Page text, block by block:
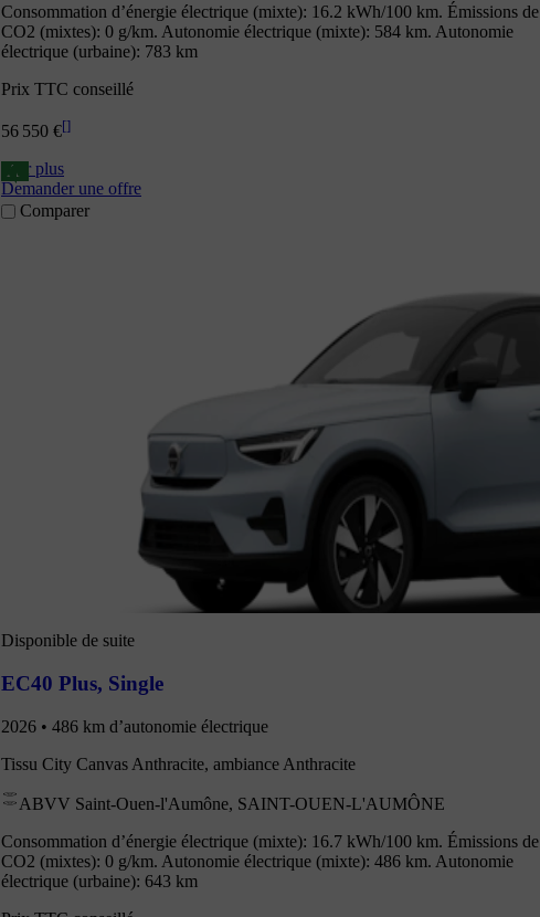
A
Consommation d’énergie électrique (mixte): 16.2 kWh/100 km. Émissions de
CO2 (mixtes): 0 g/km. Autonomie électrique (mixte): 584 km. Autonomie
électrique (urbaine): 783 km
Prix TTC conseillé
56 550 €[]
Voir plus
Demander une offre
Comparer
Disponible de suite
EC40 Plus, Single
2026 • 486 km d’autonomie électrique
Tissu City Canvas Anthracite, ambiance Anthracite
ABVV Saint-Ouen-l'Aumône, SAINT-OUEN-L'AUMÔNE
Consommation d’énergie électrique (mixte): 16.7 kWh/100 km. Émissions de
CO2 (mixtes): 0 g/km. Autonomie électrique (mixte): 486 km. Autonomie
électrique (urbaine): 643 km